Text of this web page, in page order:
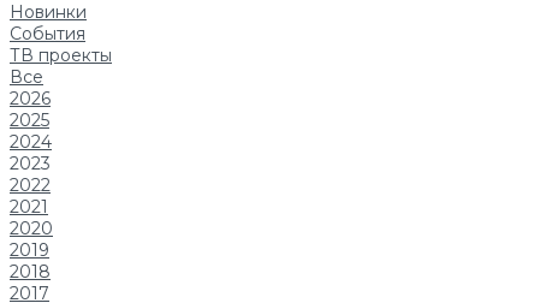
Новинки
События
ТВ проекты
Все
2026
2025
2024
2023
2022
2021
2020
2019
2018
2017